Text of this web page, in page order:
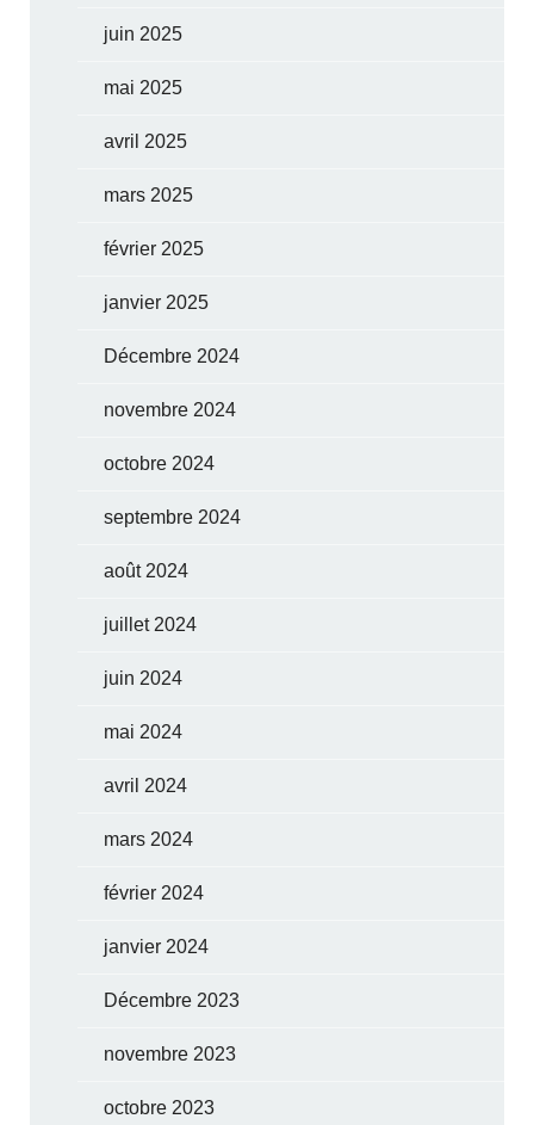
juin 2025
mai 2025
avril 2025
mars 2025
février 2025
janvier 2025
Décembre 2024
novembre 2024
octobre 2024
septembre 2024
août 2024
juillet 2024
juin 2024
mai 2024
avril 2024
mars 2024
février 2024
janvier 2024
Décembre 2023
novembre 2023
octobre 2023